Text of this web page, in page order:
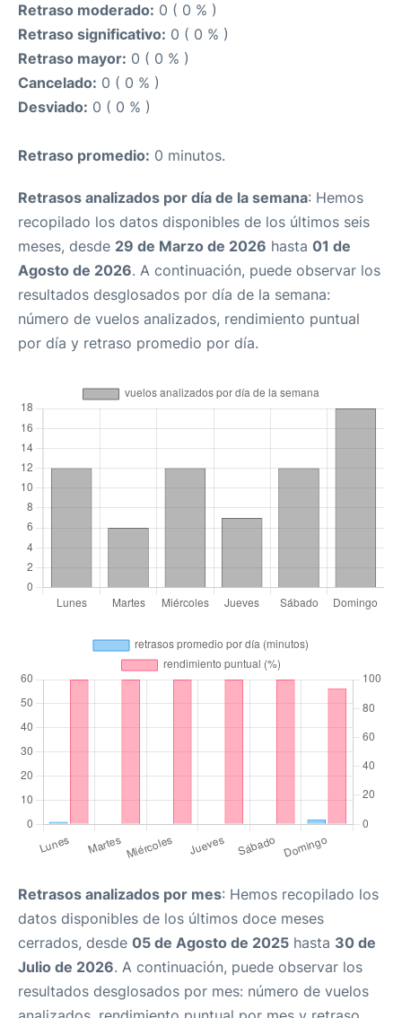
Retraso moderado: 0 ( 0 % )
Retraso significativo: 0 ( 0 % )
Retraso mayor: 0 ( 0 % )
Cancelado: 0 ( 0 % )
Desviado: 0 ( 0 % )
Retraso promedio: 0 minutos.
Retrasos analizados por día de la semana: Hemos
recopilado los datos disponibles de los últimos seis
meses, desde 29 de Marzo de 2026 hasta 01 de
Agosto de 2026. A continuación, puede observar los
resultados desglosados por día de la semana:
número de vuelos analizados, rendimiento puntual
por día y retraso promedio por día.
Retrasos analizados por mes: Hemos recopilado los
datos disponibles de los últimos doce meses
cerrados, desde 05 de Agosto de 2025 hasta 30 de
Julio de 2026. A continuación, puede observar los
resultados desglosados por mes: número de vuelos